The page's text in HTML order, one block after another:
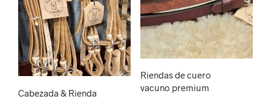
Cabezada & Rienda
Riendas de cuero
vacuno premium